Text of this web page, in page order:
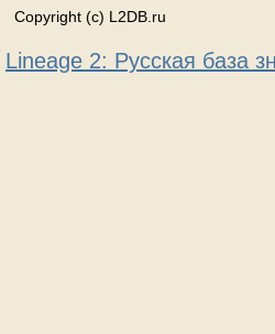
Copyright (c) L2DB.ru
Lineage 2: Русская база